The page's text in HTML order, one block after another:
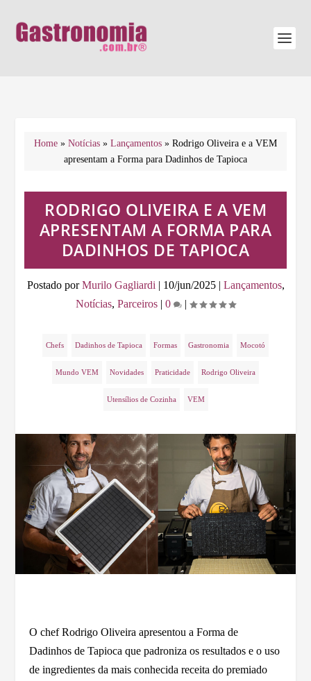
Home » Notícias » Lançamentos » Rodrigo Oliveira e a VEM
apresentam a Forma para Dadinhos de Tapioca
RODRIGO OLIVEIRA E A VEM
APRESENTAM A FORMA PARA
DADINHOS DE TAPIOCA
Postado porMurilo Gagliardi | 10/jun/2025| Lançamentos,
Notícias, Parceiros | 0 |
Chefs Dadinhos de Tapioca Formas Gastronomia Mocotó
Mundo VEM Novidades Praticidade Rodrigo Oliveira
Utensílios de Cozinha VEM
O chef Rodrigo Oliveira apresentou a Forma de
Dadinhos de Tapioca que padroniza os resultados e o uso
de ingredientes da mais conhecida receita do premiado